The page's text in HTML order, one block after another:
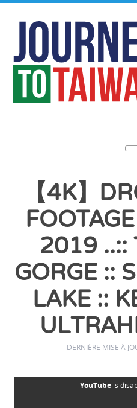
【4K】
2019 ..::
GORGE ::
LAKE ::
DERNIÈRE MISE À
YouTubeis